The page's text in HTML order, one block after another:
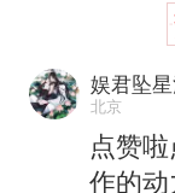
娱君坠
北京
点赞
作的动